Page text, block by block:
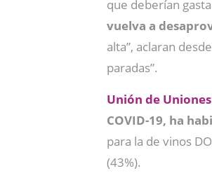
que deberían
vuelva a
alta”, aclaran
paradas”.
Unión de Uniones
COVID-19, ha
para la de vinos
(43%).